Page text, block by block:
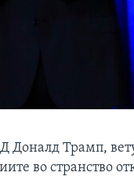
Доналд Трамп,
во странство